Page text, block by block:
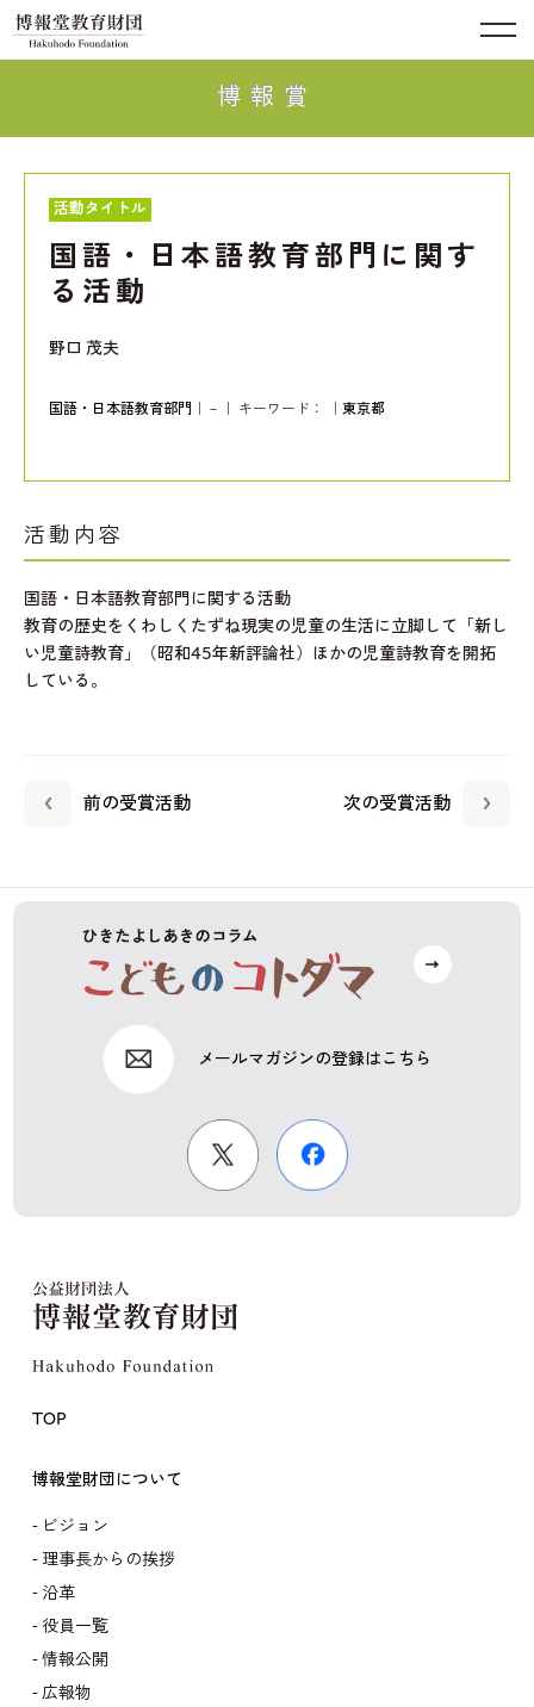
博報賞
活動タイトル
国語・日本語教育部門に関す
る活動
野口 茂夫
国語・日本語教育部門 ｜－｜ キーワード： 東京都
活動内容
国語・日本語教育部門に関する活動
教育の歴史をくわしくたずね現実の児童の生活に立脚して「新し
い児童詩教育」（昭和45年新評論社）ほかの児童詩教育を開拓
している。
前の受賞活動 次の受賞活動
メールマガジンの登録はこちら
TOP
博報堂財団について
ビジョン
理事長からの挨拶
沿革
役員一覧
情報公開
広報物